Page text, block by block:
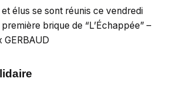
élus se sont réunis ce vendredi
brique de “L’Échappée” –
GERBAUD